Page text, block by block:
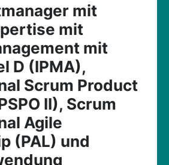
mit
mit
mit
D (IPMA),
Scrum Product
II), Scrum
Agile
(PAL) und